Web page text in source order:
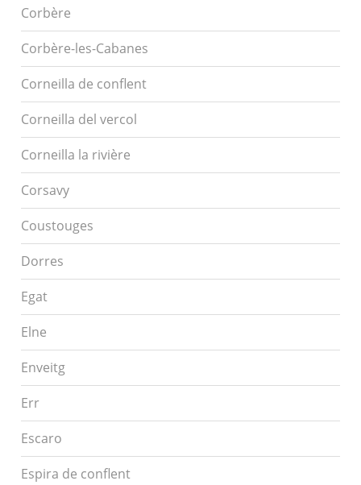
Corbère
Corbère-les-Cabanes
Corneilla de conflent
Corneilla del vercol
Corneilla la rivière
Corsavy
Coustouges
Dorres
Egat
Elne
Enveitg
Err
Escaro
Espira de conflent